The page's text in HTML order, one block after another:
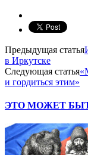
Предыдущая статья
в Иркутске
Следующая статья
и гордиться этим»
ЭТО МОЖЕТ